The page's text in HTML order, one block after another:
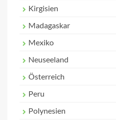
Kirgisien
Madagaskar
Mexiko
Neuseeland
Österreich
Peru
Polynesien